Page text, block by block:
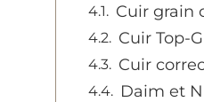
Cuir grain
Cuir Top-
Cuir
Daim et